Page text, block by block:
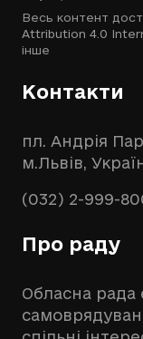
Весь контент
Attribution 4.0
інше
Контакти
пл. Андрія
м.Львів,
(032) 2-999-
Про раду
Обласна рада